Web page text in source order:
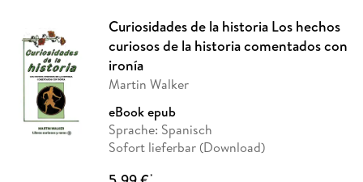
Curiosidades de la historia Los hechos
curiosos de la historia comentados con
ironía
Martin Walker
eBook epub
Sprache: Spanisch
Sofort lieferbar (Download)
*